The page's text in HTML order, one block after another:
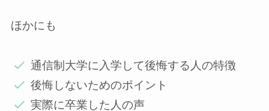
ほかにも
通信制大学に入学して後悔する人の特徴
後悔しないためのポイント
実際に卒業した人の声